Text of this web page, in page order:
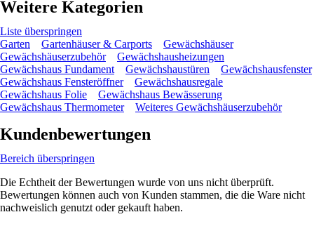
Weitere Kategorien
Liste überspringen
Garten
Gartenhäuser & Carports
Gewächshäuser
Gewächshäuserzubehör
Gewächshausheizungen
Gewächshaus Fundament
Gewächshaustüren
Gewächshausfenster
Gewächshaus Fensteröffner
Gewächshausregale
Gewächshaus Folie
Gewächshaus Bewässerung
Gewächshaus Thermometer
Weiteres Gewächshäuserzubehör
Kundenbewertungen
Bereich überspringen
Die Echtheit der Bewertungen wurde von uns nicht überprüft.
Bewertungen können auch von Kunden stammen, die die Ware nicht
nachweislich genutzt oder gekauft haben.